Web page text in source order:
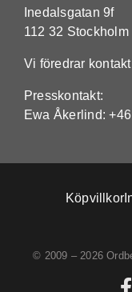
Inedalsgatan 9f
112 32 Stockholm
Vi föredrar
Presskontakt:
Ewa Åkerlind:
Köpvillkor
© 2009 – 2026